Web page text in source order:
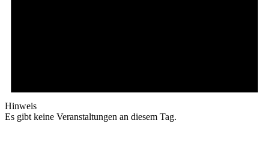
Hinweis
Es gibt keine Veranstaltungen an diesem Tag.